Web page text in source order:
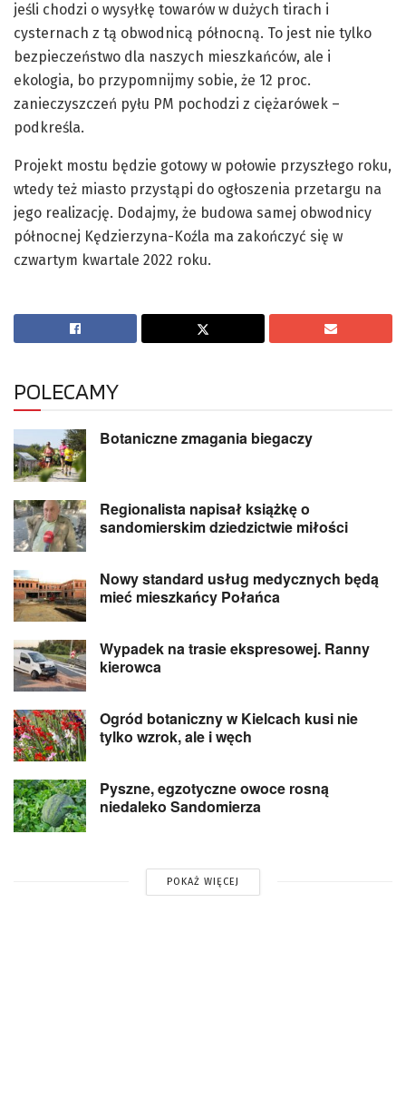
jeśli chodzi o wysyłkę towarów w dużych tirach i
cysternach z tą obwodnicą północną. To jest nie tylko
bezpieczeństwo dla naszych mieszkańców, ale i
ekologia, bo przypomnijmy sobie, że 12 proc.
zanieczyszczeń pyłu PM pochodzi z ciężarówek –
podkreśla.
Projekt mostu będzie gotowy w połowie przyszłego roku,
wtedy też miasto przystąpi do ogłoszenia przetargu na
jego realizację. Dodajmy, że budowa samej obwodnicy
północnej Kędzierzyna-Koźla ma zakończyć się w
czwartym kwartale 2022 roku.
POLECAMY
Botaniczne zmagania biegaczy
Regionalista napisał książkę o
sandomierskim dziedzictwie miłości
Nowy standard usług medycznych będą
mieć mieszkańcy Połańca
Wypadek na trasie ekspresowej. Ranny
kierowca
Ogród botaniczny w Kielcach kusi nie
tylko wzrok, ale i węch
Pyszne, egzotyczne owoce rosną
niedaleko Sandomierza
POKAŻ WIĘCEJ